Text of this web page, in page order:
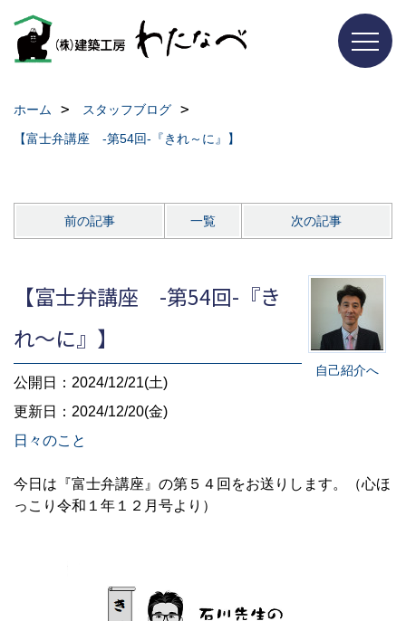
ホーム
スタッフブログ
【富士弁講座 -第54回-『きれ～に』】
前の記事 一覧 次の記事
自己紹介へ
【富士弁講座 -第54回-『き
れ～に』】
公開日：2024/12/21(土)
更新日：2024/12/20(金)
日々のこと
今日は『富士弁講座』の第５４回をお送りします。（心ほ
っこり令和１年１２月号より）